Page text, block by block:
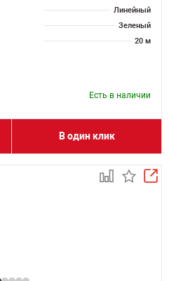
Линейный
Зеленый
20 м
Есть в наличии
В один клик